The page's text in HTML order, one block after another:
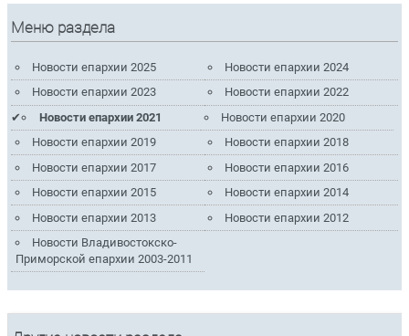
Меню раздела
Новости епархии 2025
Новости епархии 2024
Новости епархии 2023
Новости епархии 2022
Новости епархии 2021
Новости епархии 2020
Новости епархии 2019
Новости епархии 2018
Новости епархии 2017
Новости епархии 2016
Новости епархии 2015
Новости епархии 2014
Новости епархии 2013
Новости епархии 2012
Новости Владивостокско-
Приморской епархии 2003-2011